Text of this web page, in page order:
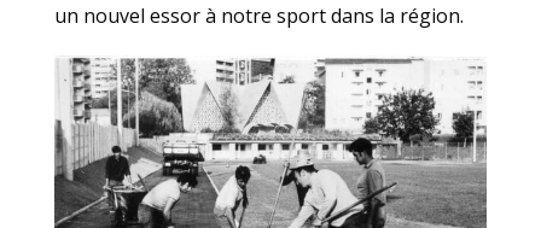
un nouvel essor à notre sport dans la région.